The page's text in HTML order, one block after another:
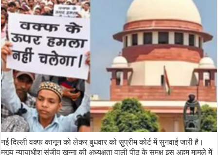
नई दिल्ली वक्फ कानून को लेकर बुधवार को सुप्रीम कोर्ट में सुनवाई जारी है।
मुख्य न्यायाधीश संजीव खन्ना की अध्यक्षता वाली पीठ के समक्ष इस अहम मामले में